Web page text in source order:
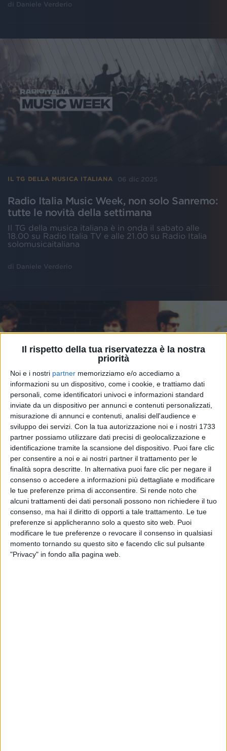
Il rispetto della tua riservatezza è la nostra
priorità
Noi e i nostri partner memorizziamo e/o accediamo a
informazioni su un dispositivo, come i cookie, e trattiamo dati
personali, come identificatori univoci e informazioni standard
inviate da un dispositivo per annunci e contenuti personalizzati,
misurazione di annunci e contenuti, analisi dell'audience e
sviluppo dei servizi. Con la tua autorizzazione noi e i nostri 1733
partner possiamo utilizzare dati precisi di geolocalizzazione e
identificazione tramite la scansione del dispositivo. Puoi fare clic
per consentire a noi e ai nostri partner il trattamento per le
finalità sopra descritte. In alternativa puoi fare clic per negare il
consenso o accedere a informazioni più dettagliate e modificare
le tue preferenze prima di acconsentire. Si rende noto che
alcuni trattamenti dei dati personali possono non richiedere il tuo
consenso, ma hai il diritto di opporti a tale trattamento. Le tue
preferenze si applicheranno solo a questo sito web. Puoi
modificare le tue preferenze o revocare il consenso in qualsiasi
momento tornando su questo sito e facendo clic sul pulsante
"Privacy" in fondo alla pagina web.
di Daniele Verderio
IL TG DELLA MUSICA ITALIANA 06 dic 2025
Radio Italia Music Week, non solo Sanremo:
tutte le novità della settimana
Il TG della musica italiana è in onda il sabato alle
18.00 su Radio Italia TV e alle 21.00 su Radio Italia
solomusicaitaliana
di Daniele Verderio
IL LUTTO 27 nov 2025
Ligabue: l'addio a Bobbi Bartolucci,
bassista della sua prima band
Avevano mosso insieme i primi passi nella musica
con gli Orazero. Nel 2011, a Campovolo 2.0, la
reunion sul palco
di Daniele Verderio